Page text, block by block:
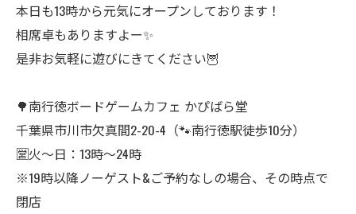
本日も13時から元気にオープンしております！
相席卓もありますよー✨
是非お気軽に遊びにきてください🦉
🌳南行徳ボードゲームカフェ かぴばら堂
千葉県市川市欠真間2-20-4（🐾南行徳駅徒歩10分）
🈺火〜日：13時〜24時
※19時以降ノーゲスト&ご予約なしの場合、その時点で
閉店